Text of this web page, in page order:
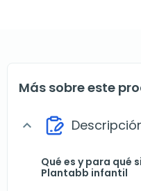
Más sobre este
expand_more
Qué es y para qué
Plantabb infantil